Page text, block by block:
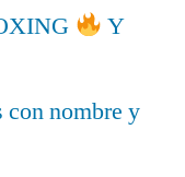
Y
con nombre y